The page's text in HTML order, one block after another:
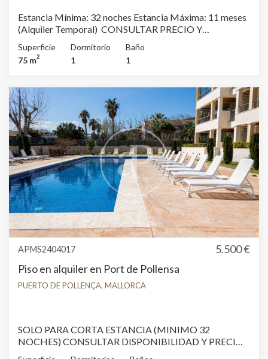
Estancia Mínima: 32 noches Estancia Máxima: 11 meses
(Alquiler Temporal) CONSULTAR PRECIO Y
dormitorio en planta baja está disponible para estancias
temporales. Cuenta con una terraza privada que ofrece
relajación. El apartamento ha sido recientemente
reformado y está equipado con servicios modernos
como wifi y aire acondicionado, asegurando una estancia
confortable. Ubicado en una tranquila residencia, a solo
unos pasos del mar, y cerca de supermercados,
restaurantes y zonas comerciales, este apartamento es
perfecto para disfrutar de unas vacaciones relajadas en
un entorno privilegiado. ¿Te imaginas vivir aquí?
¡Esperamos tu llamada!
Superficie
75 m2
Dormitorio
1
Baño
1
APMS2404017
5.500 €
Piso en alquiler en Port de Pollensa
PUERTO DE POLLENÇA, MALLORCA
SOLO PARA CORTA ESTANCIA (MINIMO 32
NOCHES) CONSULTAR DISPONIBILIDAD Y PRECIO